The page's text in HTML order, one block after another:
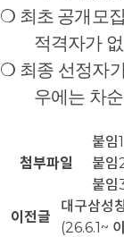
❍ 최초 공개모
적격자가
❍ 최종 선정자
우에는 차
첨부파일
붙임
붙임
붙임
이전글
대구삼성
(26.6.1~